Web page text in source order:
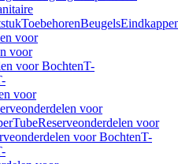
ToebehorenBeugels
voor
voor
voor BochtenT-
voor
voor
Reserveonderdelen voor
voor BochtenT-